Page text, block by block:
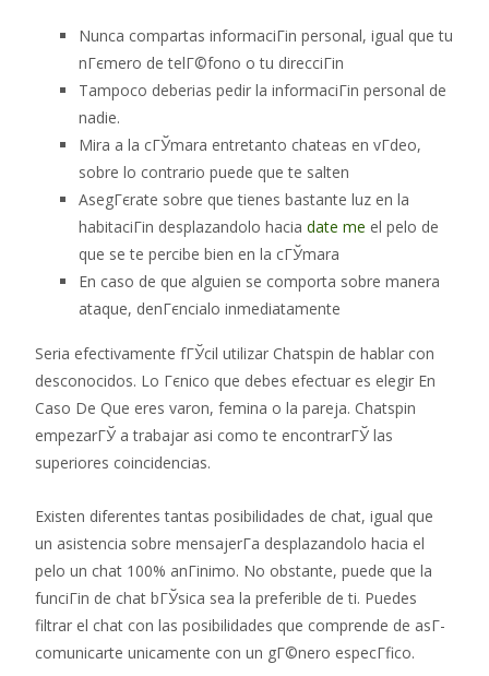
Nunca compartas informaciГіn personal, igual que tu
nГєmero de telГ©fono o tu direcciГіn
Tampoco deberias pedir la informaciГіn personal de
nadie.
Mira a la cГЎmara entretanto chateas en vГ­deo,
sobre lo contrario puede que te salten
AsegГєrate sobre que tienes bastante luz en la
habitaciГіn desplazandolo hacia date me el pelo de
que se te percibe bien en la cГЎmara
En caso de que alguien se comporta sobre manera
ataque, denГєncialo inmediatamente
Seri­a efectivamente fГЎcil utilizar Chatspin de hablar con
desconocidos. Lo Гєnico que debes efectuar es elegir En
Caso De Que eres varon, femina o la pareja. Chatspin
empezarГЎ a trabajar asi­ como te encontrarГЎ las
superiores coincidencias.
Existen diferentes tantas posibilidades de chat, igual que
un asistencia sobre mensajerГ­a desplazandolo hacia el
pelo un chat 100% anГіnimo. No obstante, puede que la
funciГіn de chat bГЎsica sea la preferible de ti. Puedes
filtrar el chat con las posibilidades que comprende de asГ­
comunicarte unicamente con un gГ©nero especГ­fico.